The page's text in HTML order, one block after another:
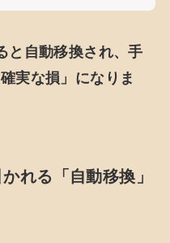
と自動移換され、手
実な損」になりま
れる「自動移換」